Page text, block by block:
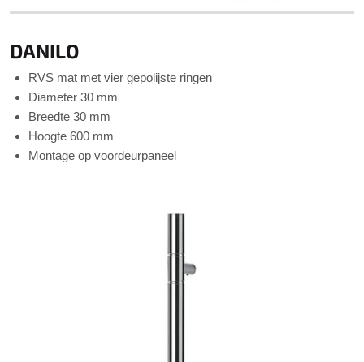
DANILO
RVS mat met vier gepolijste ringen
Diameter 30 mm
Breedte 30 mm
Hoogte 600 mm
Montage op voordeurpaneel